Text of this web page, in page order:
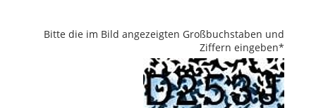
Bitte die im Bild angezeigten Großbuchstaben und
Ziffern eingeben*